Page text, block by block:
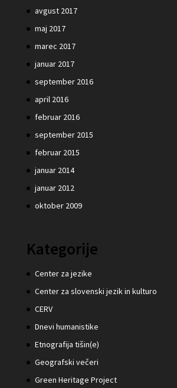
avgust 2017
maj 2017
marec 2017
januar 2017
september 2016
april 2016
februar 2016
september 2015
februar 2015
januar 2014
januar 2012
oktober 2009
Kategorije
Center za jezike
Center za slovenski jezik in kulturo
CERV
Dnevi humanistike
Etnografija tišin(e)
Geografski večeri
Green Heritage Project